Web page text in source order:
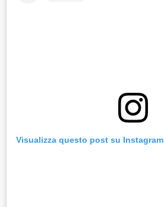
Visualizza questo post su Instagram